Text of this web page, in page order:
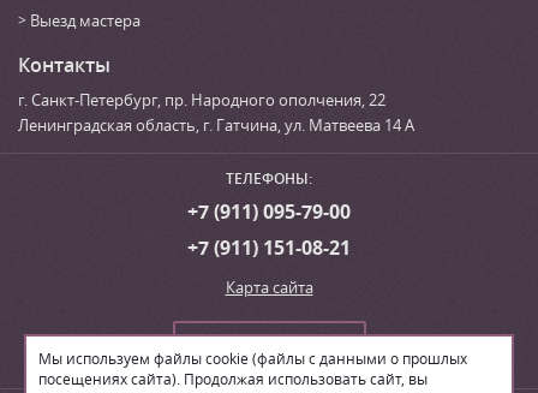
Мы используем файлы cookie (файлы с данными о прошлых
посещениях сайта). Продолжая использовать сайт, вы
Выезд мастера
Контакты
г. Санкт-Петербург, пр. Народного ополчения, 22
Ленинградская область, г. Гатчина,ул. Матвеева 14 А
ТЕЛЕФОНЫ:
+7 (911) 095-79-00
+7 (911) 151-08-21
Карта сайта
Сделать заказ